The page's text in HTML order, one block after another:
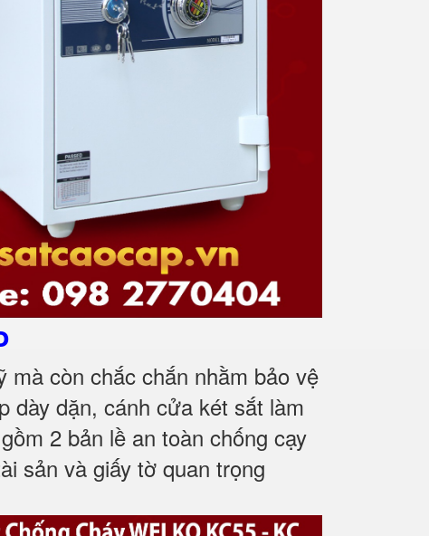
còn chắc chắn nhằm bảo vệ
dày dặn, cánh cửa két sắt làm
2 bản lề an toàn chống cạy
sản và giấy tờ quan trọng